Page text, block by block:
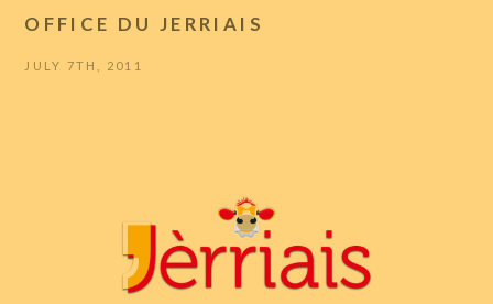
OFFICE DU JERRIAIS
JULY 7TH, 2011